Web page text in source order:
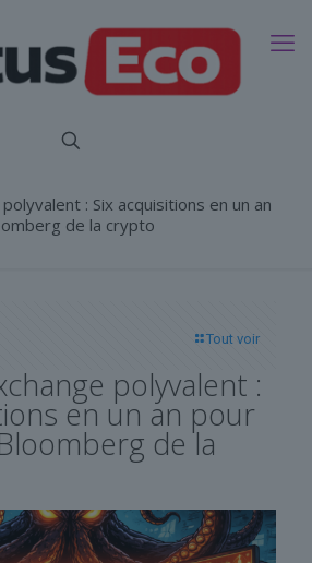
polyvalent : Six acquisitions en un an
de la crypto
Tout voir
polyvalent :
en un an pour
de la